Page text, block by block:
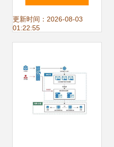
能制造的技术内涵
更新时间：2026-08-03
01:22:55